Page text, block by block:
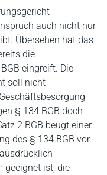
auch nicht nur
Übersehen hat das
die
eingreift. Die
soll nicht
§ 134 BGB doch
2 BGB beugt einer
des § 134 BGB vor.
geeignet ist, die